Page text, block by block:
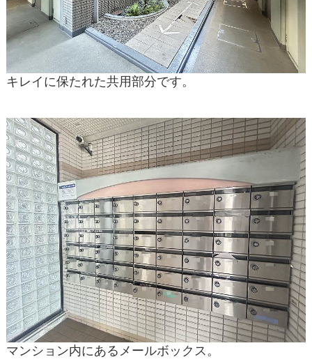
キレイに保たれた共用部分です。
マンション内にあるメールボックス。